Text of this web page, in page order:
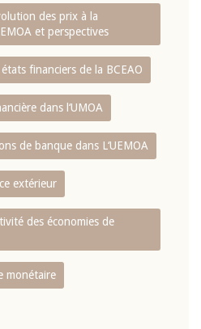
des prix à la
et perspectives
financiers de la BCEAO
dans l‘UMOA
de banque dans L‘UEMOA
extérieur
des économies de
monétaire